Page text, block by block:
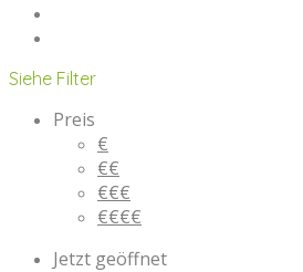
Siehe Filter
Preis
€
€€
€€€
€€€€
Jetzt geöffnet